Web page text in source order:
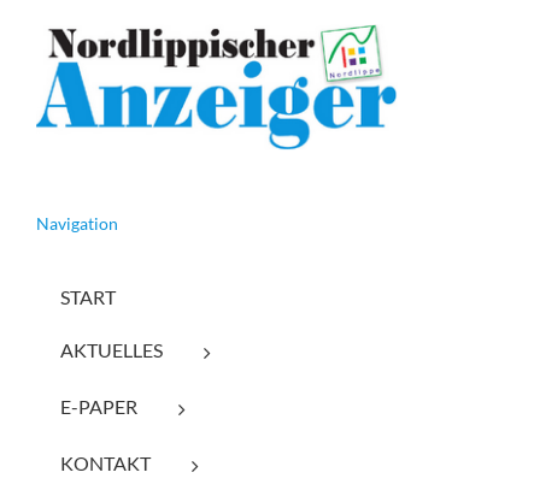
Navigation
START
AKTUELLES
E-PAPER
KONTAKT